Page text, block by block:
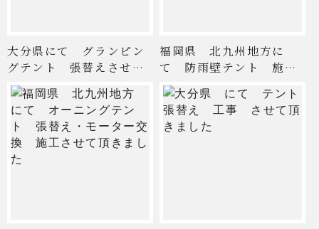
大分県にて グランピン
グテント 張替えさせて
いた ...
福岡県 北九州地方に
て 防雨壁テント 施工
させて ...